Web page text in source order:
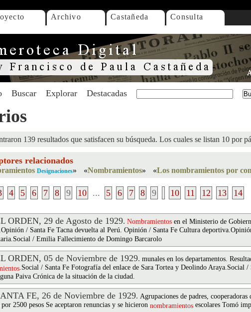
Archivo Castañeda Consulta
Buscar Explorar Destacadas
139 resultados que satisfacen su búsqueda. Los cuales se listan 10 por
relacionados
Designaciones» «Nombramientos» «Los nombramientos por
4 5 6 7 8 9 10 ... 5 6 7 8 9 10 11 12 13 14
ORDEN, 29 de Agosto de 1929. Nombramientos en el Ministerio de
/ Santa Fe Tacna devuelta al Perú. Opinión / Santa Fe Cultura
/ Emilia Fallecimiento de Domingo Barcarolo
ORDEN, 05 de Noviembre de 1929. munales en los departamentos.
.Social / Santa Fe Fotografía del enlace de Sara Tortea y Deolindo Araya.Social
Paiva Crónica de la situación de la ciudad.
FE, 26 de Noviembre de 1929. Agrupaciones de padres,
2500 pesos Se aceptaron renuncias y se hicieron nombramientos escolares Tomó